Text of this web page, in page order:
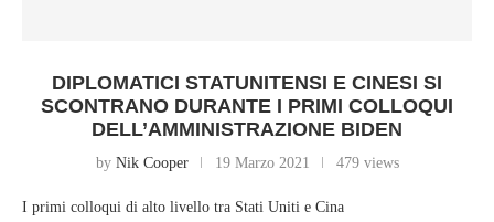
DIPLOMATICI STATUNITENSI E CINESI SI
SCONTRANO DURANTE I PRIMI COLLOQUI
DELL’AMMINISTRAZIONE BIDEN
by Nik Cooper 19 Marzo 2021 479 views
I primi colloqui di alto livello tra Stati Uniti e Cina